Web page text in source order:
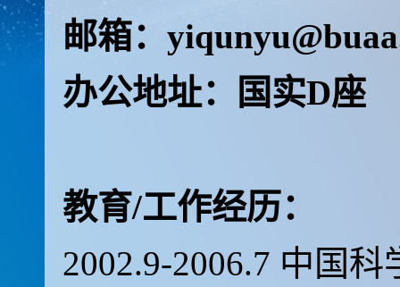
邮箱：
办公地址：国实D座
教育/工作经历：
2002.9-2006.7 中国科